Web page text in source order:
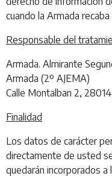
cuando la Armada
Responsable del
Armada. Almirante
Armada (2º AJEMA)
Calle Montalban 2,
Finalidad
Los datos de carácter
directamente de usted
quedarán incorporados